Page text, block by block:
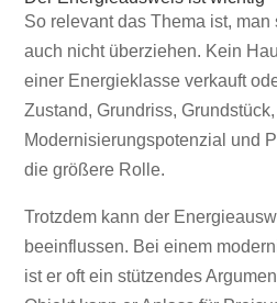
So relevant das Thema ist,
auch nicht überziehen. Kein
einer Energieklasse verkauft
Zustand, Grundriss, Grundstück,
Modernisierungspotenzial und
die größere Rolle.
Trotzdem kann der
beeinflussen. Bei einem
ist er oft ein stützendes